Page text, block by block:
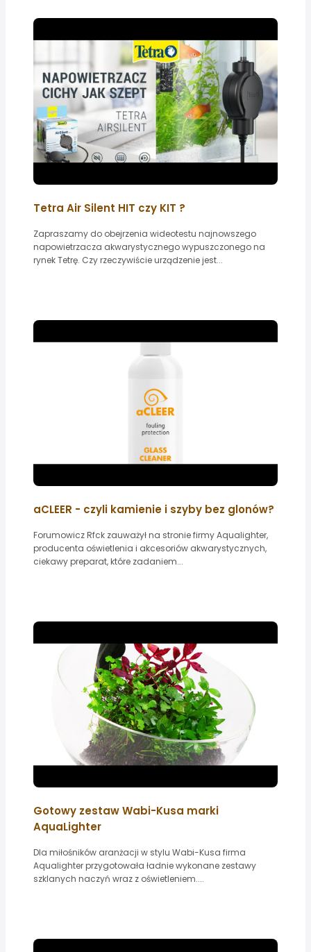
Tetra Air Silent HIT czy KIT ?
Zapraszamy do obejrzenia wideotestu najnowszego
napowietrzacza akwarystycznego wypuszczonego na
rynek Tetrę. Czy rzeczywiście urządzenie jest...
aCLEER - czyli kamienie i szyby bez glonów?
Forumowicz Rfck zauważył na stronie firmy Aqualighter,
producenta oświetlenia i akcesoriów akwarystycznych,
ciekawy preparat, które zadaniem...
Gotowy zestaw Wabi-Kusa marki
AquaLighter
Dla miłośników aranżacji w stylu Wabi-Kusa firma
Aqualighter przygotowała ładnie wykonane zestawy
szklanych naczyń wraz z oświetleniem....